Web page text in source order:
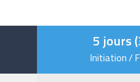
5 jours
Initiation /